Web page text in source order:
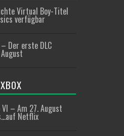
Virtual Boy-Titel
verfügbar
Der erste DLC
– Am 27. August
Netflix